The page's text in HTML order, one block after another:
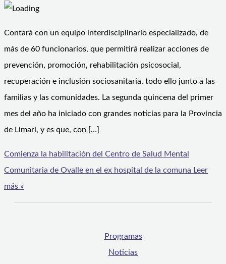
Contará con un equipo interdisciplinario especializado, de
más de 60 funcionarios, que permitirá realizar acciones de
prevención, promoción, rehabilitación psicosocial,
recuperación e inclusión sociosanitaria, todo ello junto a las
familias y las comunidades. La segunda quincena del primer
mes del año ha iniciado con grandes noticias para la Provincia
de Limarí, y es que, con […]
Comienza la habilitación del Centro de Salud Mental
Comunitaria de Ovalle en el ex hospital de la comuna Leer
más »
Programas
Noticias